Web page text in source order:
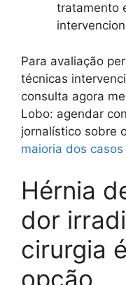
tratamento
Para avaliação
técnicas
consulta agora
Lobo: agendar
jornalístico sobre
maioria dos
Hérnia
dor
cirurgia
opção